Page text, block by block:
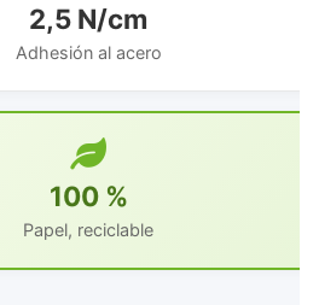
2,5 N/cm
Adhesión al acero
100 %
Papel, reciclable